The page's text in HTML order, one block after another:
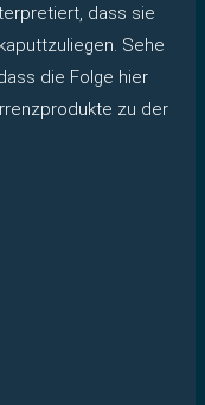
dass sie
Sehe
die Folge hier
zu der